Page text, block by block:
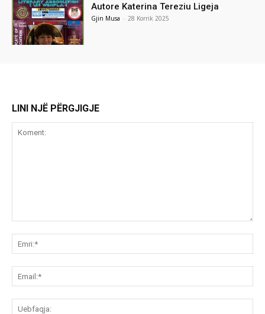
Autore Katerina Tereziu Ligeja
Gjin Musa - 28 Korrik 2025
LINI NJË PËRGJIGJE